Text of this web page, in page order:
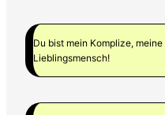
Du bist mein Komplize,
Lieblingsmensch!